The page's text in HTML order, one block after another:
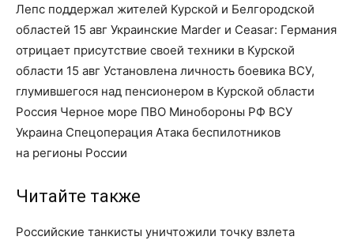
Лепс поддержал жителей Курской и Белгородской
областей 15 авг Украинские Marder и Ceasar: Германия
отрицает присутствие своей техники в Курской
области 15 авг Установлена личность боевика ВСУ,
глумившегося над пенсионером в Курской области
Россия Черное море ПВО Минобороны РФ ВСУ
Украина Спецоперация Атака беспилотников
на регионы России
Читайте также
Российские танкисты уничтожили точку взлета